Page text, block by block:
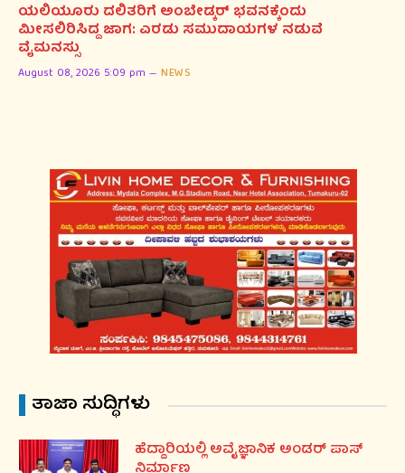
ಯಲಿಯೂರು ದಲಿತರಿಗೆ ಅಂಬೇಡ್ಕರ್ ಭವನಕ್ಕೆಂದು
ಮೀಸಲಿರಿಸಿದ್ದ ಜಾಗ: ಎರಡು ಸಮುದಾಯಗಳ ನಡುವೆ
ವೈಮನಸ್ಸು
August 08, 2026 5:09 pm NEWS
ತಾಜಾ ಸುದ್ಧಿಗಳು
ಹೆದ್ದಾರಿಯಲ್ಲಿ ಅವೈಜ್ಞಾನಿಕ ಅಂಡರ್ ಪಾಸ್